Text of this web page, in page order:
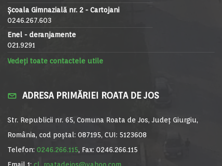
Școala Gimnazială nr. 2 - Cartojani
0246.267.603
Enel - deranjamente
021.9291
Vedeți toate contactele utile
ADRESA PRIMĂRIEI ROATA DE JOS
Str. Republicii nr. 65, Comuna Roata de Jos, Județ Giurgiu,
România, cod poștal: 087195, CUI: 5123608
Telefon: 0246.266.115, Fax: 0246.266.115
Email 1: cl_roatadejos@yahoo.com